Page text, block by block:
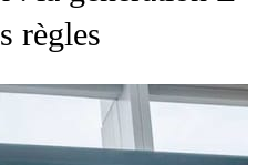
règles